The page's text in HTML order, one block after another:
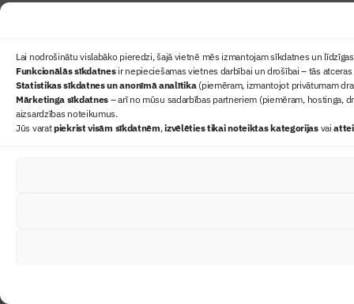
Lai nodrošinātu vislabāko pieredzi, šajā vietnē mēs izmantojam sīkdatnes un
Funkcionālās sīkdatnesir nepieciešamas vietnes darbībai un drošībai – tās
Statistikas sīkdatnes un anonīmā analītika(piemēram, izmantojot privātumam
Mārketinga sīkdatnes – arī no mūsu sadarbības partneriem (piemēram, hostinga,
aizsardzības noteikumus.
Jūs varatpiekrist visām sīkdatnēm,izvēlēties tikai noteiktas kategorijasvai